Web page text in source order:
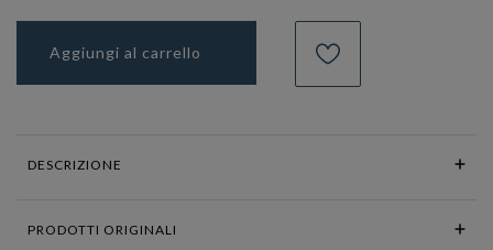
Aggiungi al carrello
DESCRIZIONE
PRODOTTI ORIGINALI